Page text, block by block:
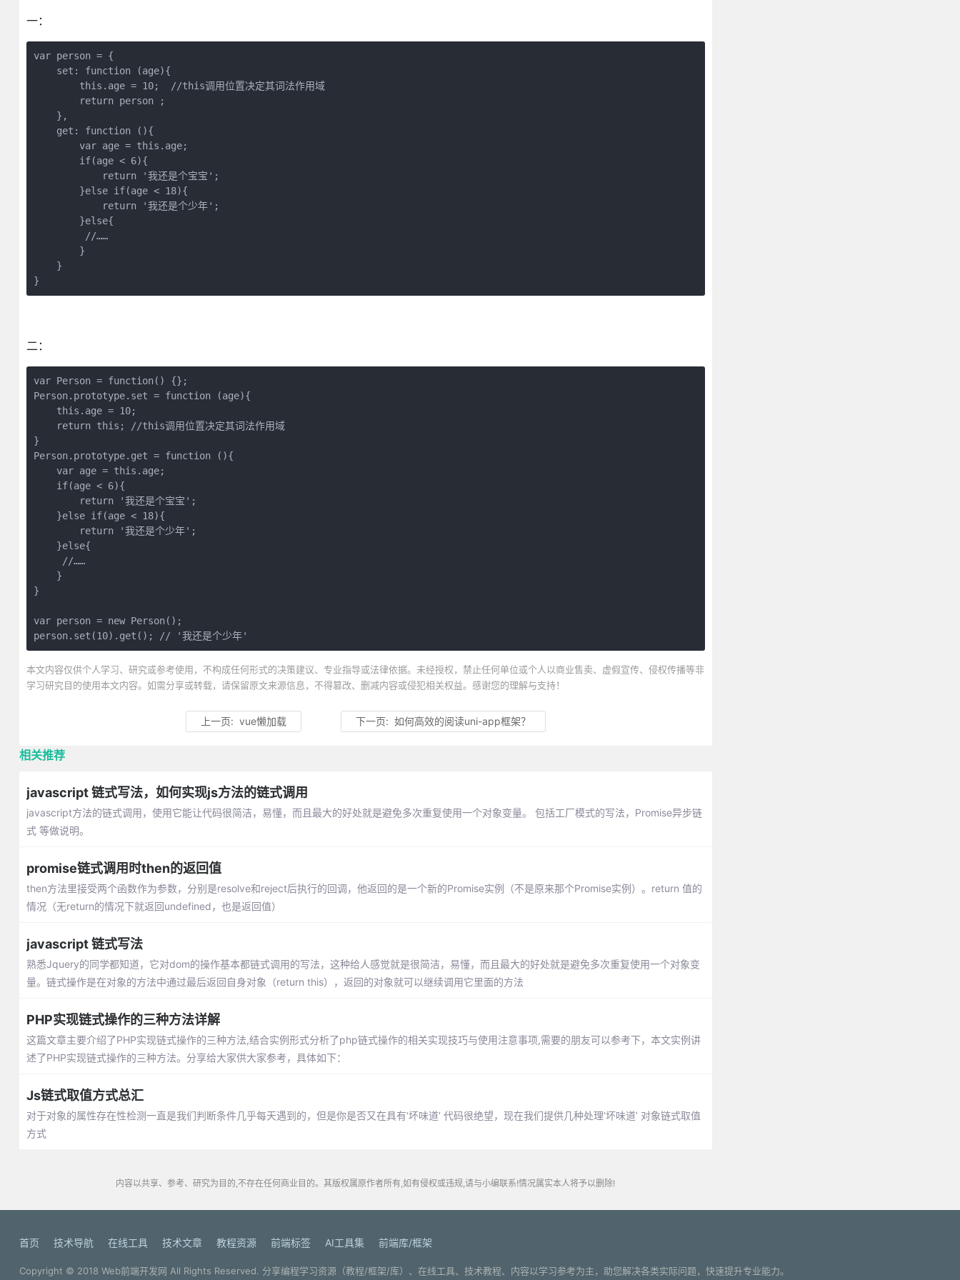
一：
var person = {
    set: function (age){
        this.age = 10;  //this调用位置决定其词法作用域
        return person ;
    },
    get: function (){
        var age = this.age;
        if(age < 6){
            return '我还是个宝宝';
        }else if(age < 18){
            return '我还是个少年';
        }else{
         //……
        }
    }
}
二：
var Person = function() {};
Person.prototype.set = function (age){
    this.age = 10;
    return this; //this调用位置决定其词法作用域
}
Person.prototype.get = function (){
    var age = this.age;
    if(age < 6){
        return '我还是个宝宝';
    }else if(age < 18){
        return '我还是个少年';
    }else{
     //……
    }
}
var person = new Person();
person.set(10).get(); // '我还是个少年'
本文内容仅供个人学习、研究或参考使用，不构成任何形式的决策建议、专业指导或法律依据。未经授权，禁止任何单位或个人以商业售卖、虚假宣传、侵权传播等非
学习研究目的使用本文内容。如需分享或转载，请保留原文来源信息，不得篡改、删减内容或侵犯相关权益。感谢您的理解与支持！
上一页: vue懒加载 下一页: 如何高效的阅读uni-app框架？
相关推荐
javascript 链式写法，如何实现js方法的链式调用
javascript方法的链式调用，使用它能让代码很简洁，易懂，而且最大的好处就是避免多次重复使用一个对象变量。 包括工厂模式的写法，Promise异步链
式 等做说明。
promise链式调用时then的返回值
then方法里接受两个函数作为参数，分别是resolve和reject后执行的回调，他返回的是一个新的Promise实例（不是原来那个Promise实例）。return 值的
情况（无return的情况下就返回undefined，也是返回值）
javascript 链式写法
熟悉Jquery的同学都知道，它对dom的操作基本都链式调用的写法，这种给人感觉就是很简洁，易懂，而且最大的好处就是避免多次重复使用一个对象变
量。链式操作是在对象的方法中通过最后返回自身对象（return this），返回的对象就可以继续调用它里面的方法
PHP实现链式操作的三种方法详解
这篇文章主要介绍了PHP实现链式操作的三种方法,结合实例形式分析了php链式操作的相关实现技巧与使用注意事项,需要的朋友可以参考下，本文实例讲
述了PHP实现链式操作的三种方法。分享给大家供大家参考，具体如下：
Js链式取值方式总汇
对于对象的属性存在性检测一直是我们判断条件几乎每天遇到的，但是你是否又在具有‘坏味道’ 代码很绝望，现在我们提供几种处理‘坏味道’ 对象链式取值
方式
内容以共享、参考、研究为目的,不存在任何商业目的。其版权属原作者所有,如有侵权或违规,请与小编联系!情况属实本人将予以删除!
首页 技术导航 在线工具 技术文章 教程资源 前端标签 AI工具集 前端库/框架
Copyright © 2018 Web前端开发网 All Rights Reserved. 分享编程学习资源（教程/框架/库）、在线工具、技术教程、内容以学习参考为主，助您解决各类实际问题，快速提升专业能力。